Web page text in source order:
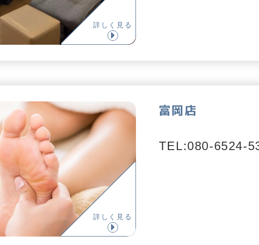
詳しく見る
富岡店
詳しく見る
TEL:080-6524-